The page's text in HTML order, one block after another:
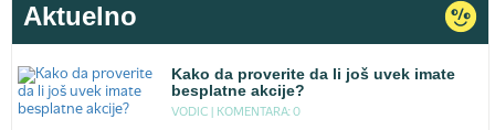
Aktuelno
Kako da proverite da li još uvek imate
besplatne akcije?
VODIC | KOMENTARA: 0